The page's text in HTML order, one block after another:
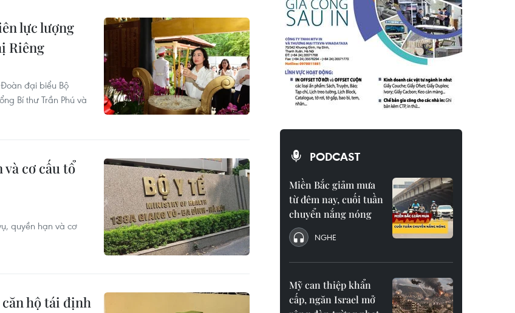
lực lượng
Riêng
đại biểu Bộ
Bí thư Trần Phú và
cơ cấu tổ
quyền hạn và cơ
hộ tái định
PODCAST
Miền Bắc giảm mưa
từ đêm nay, cuối tuần
chuyển nắng nóng
NGHE
Mỹ can thiệp khẩn
cấp, ngăn Israel mở